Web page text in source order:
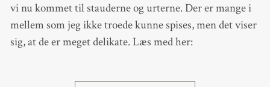
vi nu kommet til stauderne og urterne. Der er mange i
mellem som jeg ikke troede kunne spises, men det viser
sig, at de er meget delikate. Læs med her: